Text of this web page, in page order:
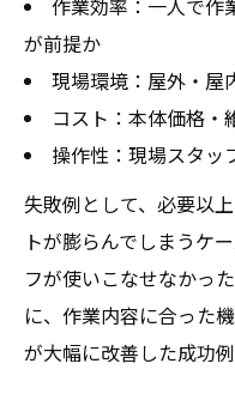
作業効率：一人で作
が前提か
現場環境：屋外・屋
コスト：本体価格・
操作性：現場スタッ
失敗例として、必要以
トが膨らんでしまうケ
フが使いこなせなかっ
に、作業内容に合った
が大幅に改善した成功